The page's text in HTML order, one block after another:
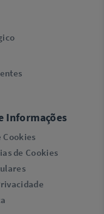
Informações
Cookies
de Cookies